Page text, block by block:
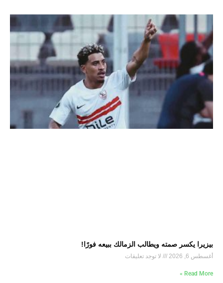
بيزيرا يكسر صمته ويطالب الزمالك ببيعه فورًا!
أغسطس 6, 2026 لا توجد تعليقات
Read More »